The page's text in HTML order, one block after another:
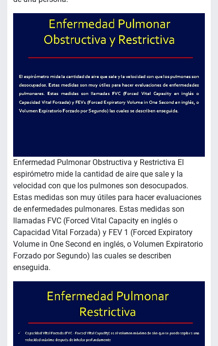
Enfermedad Pulmonar Obstructiva y Restrictiva El
espirómetro mide la cantidad de aire que sale y la
velocidad con que los pulmones son desocupados.
Estas medidas son muy útiles para hacer evaluaciones
de enfermedades pulmonares. Estas medidas son
llamadas FVC (Forced Vital Capacity en inglés o
Capacidad Vital Forzada) y FEV 1 (Forced Expiratory
Volume in One Second en inglés, o Volumen Expiratorio
Forzado por Segundo) las cuales se describen
enseguida.